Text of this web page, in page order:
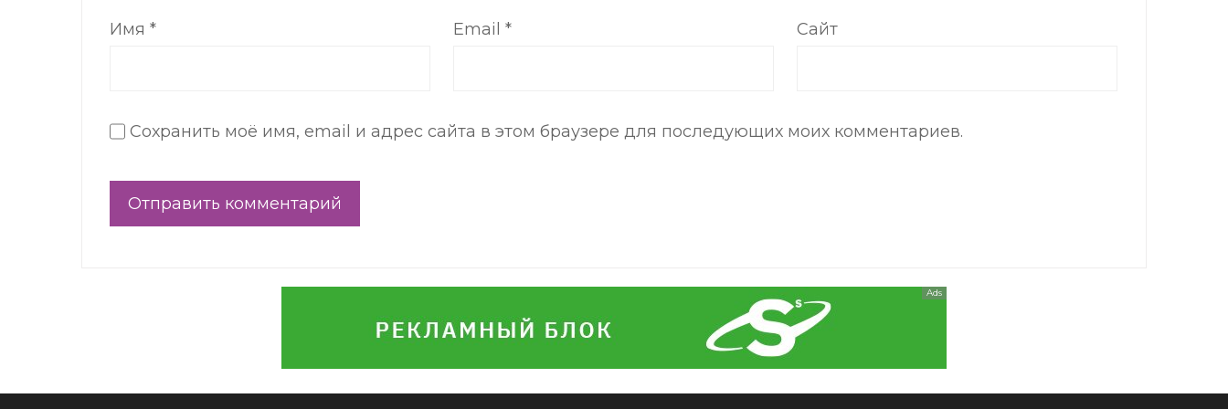
Имя * Email * Сайт
Сохранить моё имя, email и адрес сайта в этом браузере для последующих моих комментариев.
Ads